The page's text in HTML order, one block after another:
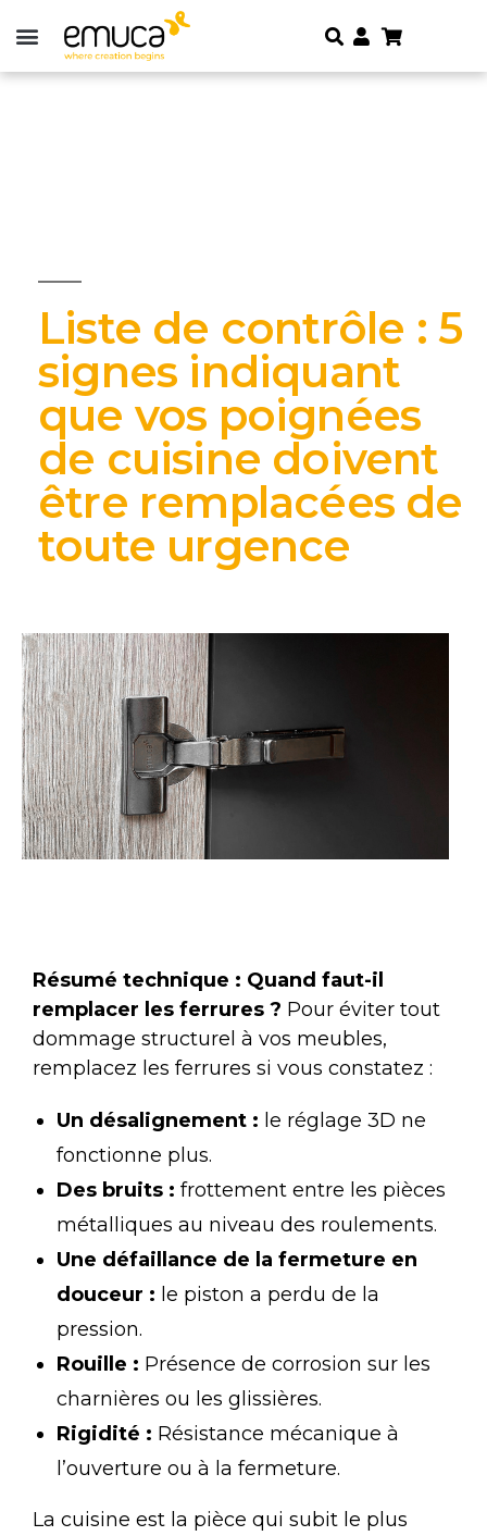
Liste de contrôle : 5
signes indiquant
que vos poignées
de cuisine doivent
être remplacées de
toute urgence
Résumé technique : Quand faut-il
remplacer les ferrures ? Pour éviter tout
dommage structurel à vos meubles,
remplacez les ferrures si vous constatez :
Un désalignement : le réglage 3D ne
fonctionne plus.
Des bruits : frottement entre les pièces
métalliques au niveau des roulements.
Une défaillance de la fermeture en
douceur : le piston a perdu de la
pression.
Rouille : Présence de corrosion sur les
charnières ou les glissières.
Rigidité : Résistance mécanique à
l’ouverture ou à la fermeture.
La cuisine est la pièce qui subit le plus